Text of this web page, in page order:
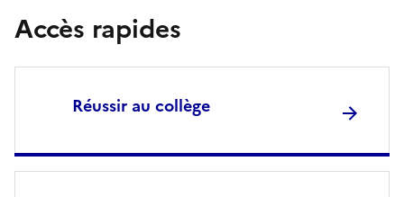
Accès rapides
Réussir au collège